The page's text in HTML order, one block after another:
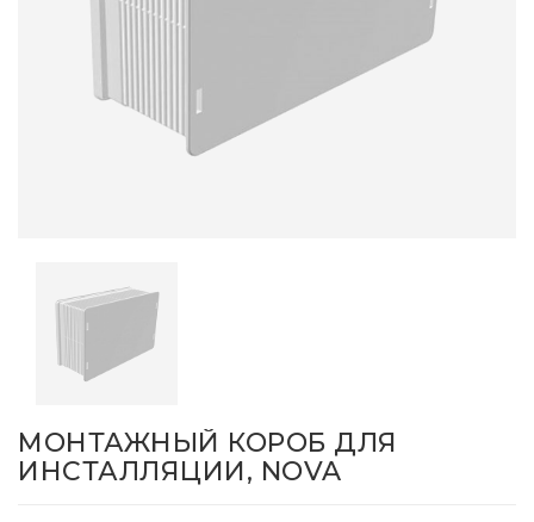
МОНТАЖНЫЙ КОРОБ ДЛЯ
ИНСТАЛЛЯЦИИ, NOVA